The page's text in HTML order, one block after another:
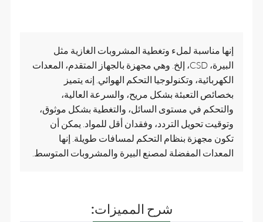
إنها مناسبة لملء وتغطية المشروبات الغازية مثل
البيرة، CSD، إلخ. وهي مجهزة بالجهاز المتقدم، المعدات
الكهربائية، وتكنولوجيا التحكم الهوائي. إنه يتميز
بخصائص التعبئة بشكل مريح، والسرعة العالية،
والتحكم في مستوى السائل، والتغطية بشكل موثوق،
وتوقيت تحويل التردد، وفقدان أقل للمواد. يمكن أن
تكون مجهزة بنظام التحكم لمسافات طويلة. إنها
المعدات المفضلة لمصنع البيرة والمشروبات المتوسط.
شرح المميزات: